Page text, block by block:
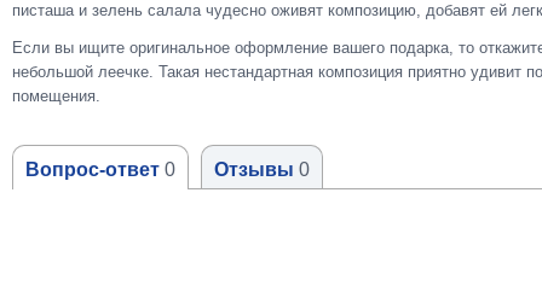
писташа и зелень салала чудесно оживят композицию, добавят ей
Если вы ищите оригинальное оформление вашего подарка, то
небольшой леечке. Такая нестандартная композиция приятно
помещения.
Вопрос-ответ 0 Отзывы 0